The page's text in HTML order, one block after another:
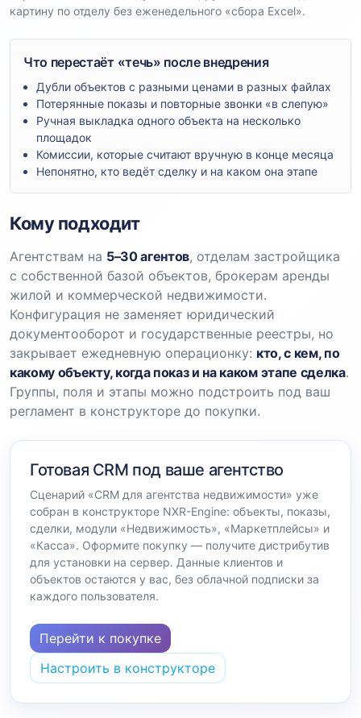
картину по отделу без еженедельного «сбора Excel».
Что перестаёт «течь» после внедрения
Дубли объектов с разными ценами в разных файлах
Потерянные показы и повторные звонки «в слепую»
Ручная выкладка одного объекта на несколько
площадок
Комиссии, которые считают вручную в конце месяца
Непонятно, кто ведёт сделку и на каком она этапе
Кому подходит
Агентствам на 5–30 агентов, отделам застройщика
с собственной базой объектов, брокерам аренды
жилой и коммерческой недвижимости.
Конфигурация не заменяет юридический
документооборот и государственные реестры, но
закрывает ежедневную операционку: кто, с кем, по
какому объекту, когда показ и на каком этапе сделка.
Группы, поля и этапы можно подстроить под ваш
регламент в конструкторе до покупки.
Готовая CRM под ваше агентство
Сценарий «CRM для агентства недвижимости» уже
собран в конструкторе NXR-Engine: объекты, показы,
сделки, модули «Недвижимость», «Маркетплейсы» и
«Касса». Оформите покупку — получите дистрибутив
для установки на сервер. Данные клиентов и
объектов остаются у вас, без облачной подписки за
каждого пользователя.
Перейти к покупке
Настроить в конструкторе